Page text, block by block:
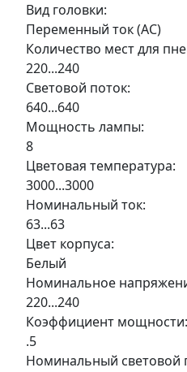
Вид головки:
Переменный ток (AC)
Количество мест для
220...240
Световой поток:
640...640
Мощность лампы:
8
Цветовая температура:
3000...3000
Номинальный ток:
63...63
Цвет корпуса:
Белый
Номинальное
220...240
Коэффициент мощности:
.5
Номинальный световой